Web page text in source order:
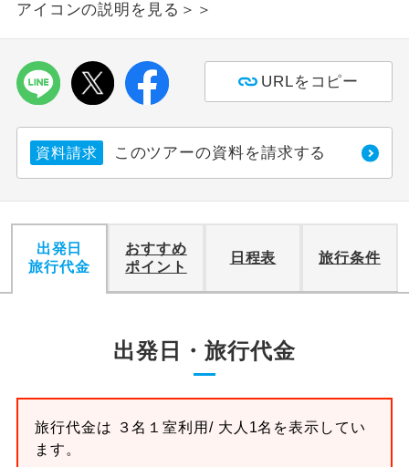
アイコンの説明を見る＞＞
URLをコピー
資料請求 このツアーの資料を請求する
出発日
旅行代金
おすすめ
ポイント
日程表 旅行条件
出発日・旅行代金
旅行代金は ３名１室利用/ 大人1名を表示してい
ます。